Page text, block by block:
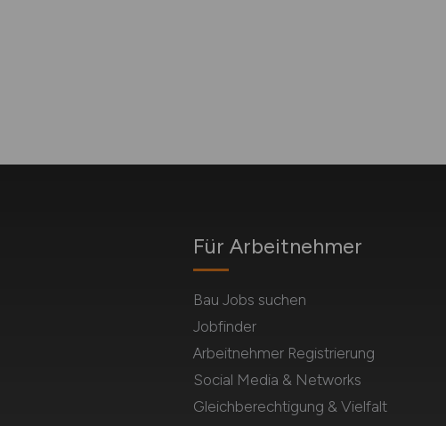
Für Arbeitnehmer
Bau Jobs suchen
Jobfinder
Arbeitnehmer Registrierung
Social Media & Networks
Gleichberechtigung & Vielfalt